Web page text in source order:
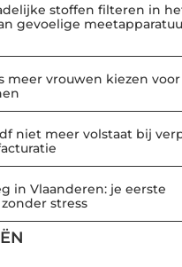
stoffen filteren in
gevoelige
meer vrouwen kiezen voor
niet meer volstaat bij
in Vlaanderen: je eerste
stress